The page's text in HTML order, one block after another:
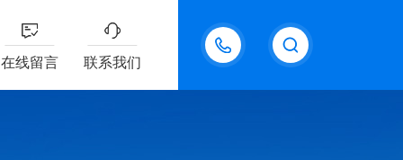
18611095289
在线留言 联系我们